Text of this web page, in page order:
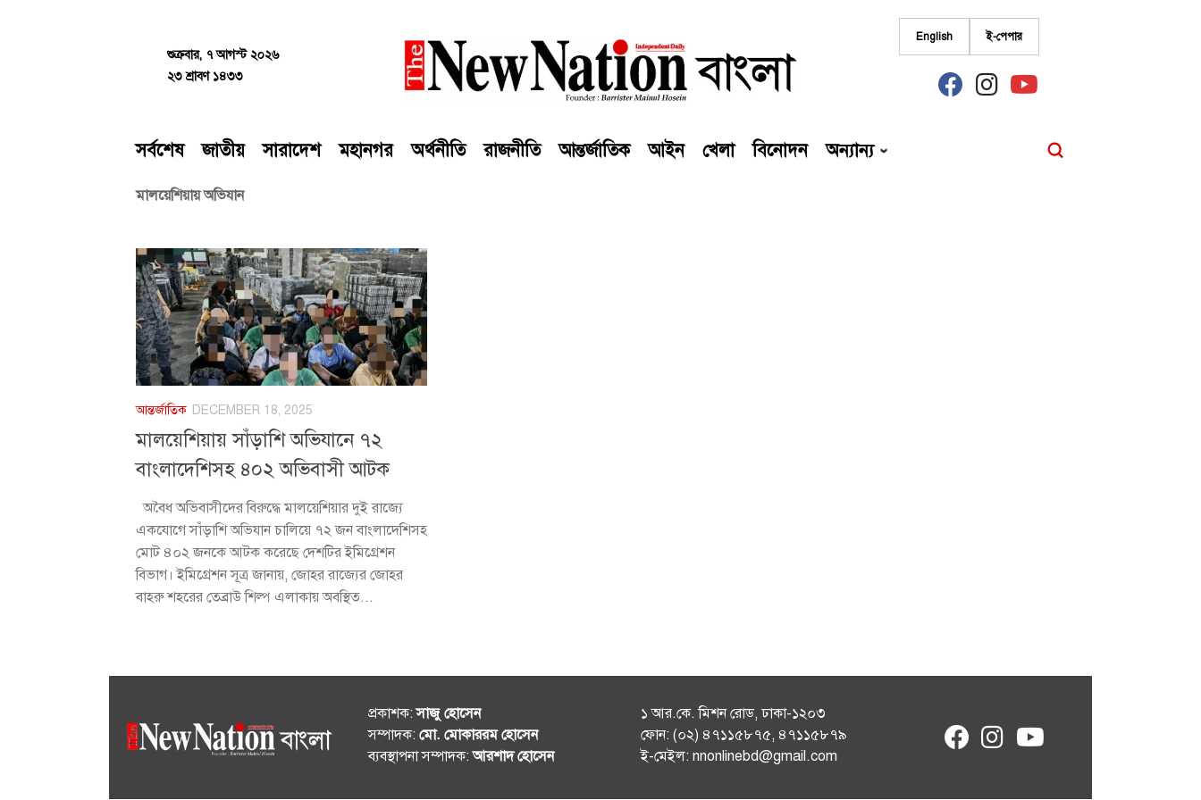
শুক্রবার, ৭ আগস্ট ২০২৬
২৩ শ্রাবণ ১৪৩৩
English ই-পেপার
fab
fa-
fab
fa-
fab
fa-
সর্বশেষ জাতীয় সারাদেশ মহানগর অর্থনীতি রাজনীতি আন্তর্জাতিক আইন খেলা বিনোদন অন্যান্য
মালয়েশিয়ায় অভিযান
আন্তর্জাতিক DECEMBER 18, 2025
মালয়েশিয়ায় সাঁড়াশি অভিযানে ৭২
বাংলাদেশিসহ ৪০২ অভিবাসী আটক
অবৈধ অভিবাসীদের বিরুদ্ধে মালয়েশিয়ার দুই রাজ্যে
একযোগে সাঁড়াশি অভিযান চালিয়ে ৭২ জন বাংলাদেশিসহ
মোট ৪০২ জনকে আটক করেছে দেশটির ইমিগ্রেশন
বিভাগ। ইমিগ্রেশন সূত্র জানায়, জোহর রাজ্যের জোহর
বাহরু শহরের তেব্রাউ শিল্প এলাকায় অবস্থিত...
প্রকাশক:সাজু হোসেন
সম্পাদক: মো. মোকাররম হোসেন
ব্যবস্থাপনা সম্পাদক:আরশাদ হোসেন
১ আর.কে. মিশন রোড, ঢাকা-১২০৩
ফোন: (০২) ৪৭১১৫৮৭৫, ৪৭১১৫৮৭৯
ই-মেইল: nnonlinebd@gmail.com
fab
fa-
fab
fa-
fab
fa-